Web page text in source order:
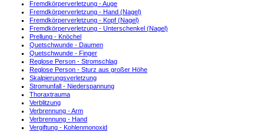
Fremdkörperverletzung - Auge
Fremdkörperverletzung - Hand (Nagel)
Fremdkörperverletzung - Kopf (Nagel)
Fremdkörperverletzung - Unterschenkel (Nagel)
Prellung - Knöchel
Quetschwunde - Daumen
Quetschwunde - Finger
Reglose Person - Stromschlag
Reglose Person - Sturz aus großer Höhe
Skalpierungsverletzung
Stromunfall - Niederspannung
Thoraxtrauma
Verblitzung
Verbrennung - Arm
Verbrennung - Hand
Vergiftung - Kohlenmonoxid